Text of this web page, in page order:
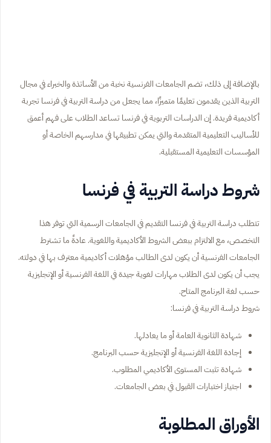
بالإضافة إلى ذلك، تضم الجامعات الفرنسية نخبة من الأساتذة والخبراء في مجال
التربية الذين يقدمون تعليمًا متميزًا، مما يجعل من دراسة التربية في فرنسا تجربة
أكاديمية فريدة. إن الدراسات التربوية في فرنسا تساعد الطلاب على فهم أعمق
للأساليب التعليمية المتقدمة والتي يمكن تطبيقها في مدارسهم الخاصة أو
المؤسسات التعليمية المستقبلية.
شروط دراسة التربية في فرنسا
تتطلب دراسة التربية في فرنسا التقديم في الجامعات الرسمية التي توفر هذا
التخصص، مع الالتزام ببعض الشروط الأكاديمية واللغوية. عادةً ما تشترط
الجامعات الفرنسية أن يكون لدى الطالب مؤهلات أكاديمية معترف بها في دولته.
يجب أن يكون لدى الطلاب مهارات لغوية جيدة في اللغة الفرنسية أو الإنجليزية
حسب لغة البرنامج المتاح.
شروط دراسة التربية في فرنسا:
شهادة الثانوية العامة أو ما يعادلها.
إجادة اللغة الفرنسية أو الإنجليزية حسب البرنامج.
شهادة تثبت المستوى الأكاديمي المطلوب.
اجتياز اختبارات القبول في بعض الجامعات.
الأوراق المطلوبة